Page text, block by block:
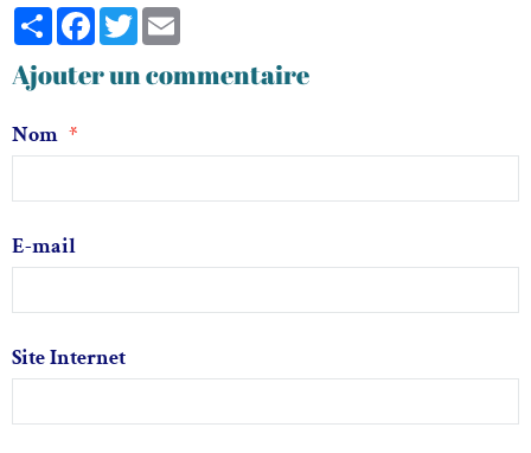
PartagerFacebook
Twitter
Ajouter un commentaire
Nom
E-mail
Site Internet